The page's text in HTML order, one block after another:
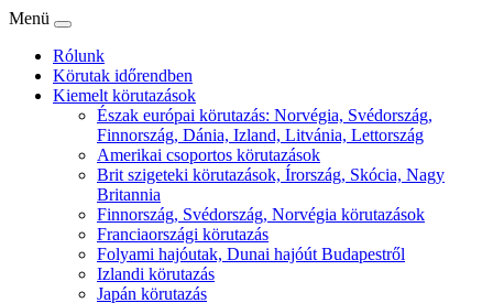
Menü
Rólunk
Körutak időrendben
Kiemelt körutazások
Észak európai körutazás: Norvégia, Svédország,
Finnország, Dánia, Izland, Litvánia, Lettország
Amerikai csoportos körutazások
Brit szigeteki körutazások, Írország, Skócia, Nagy
Britannia
Finnország, Svédország, Norvégia körutazások
Franciaországi körutazás
Folyami hajóutak, Dunai hajóút Budapestről
Izlandi körutazás
Japán körutazás